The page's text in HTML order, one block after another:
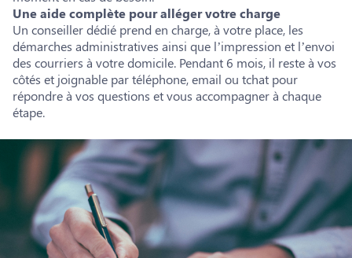
Une aide complète pour alléger votre charge
Un conseiller dédié prend en charge, à votre place, les
démarches administratives ainsi que l’impression et l’envoi
des courriers à votre domicile. Pendant 6 mois, il reste à vos
côtés et joignable par téléphone, email ou tchat pour
répondre à vos questions et vous accompagner à chaque
étape.